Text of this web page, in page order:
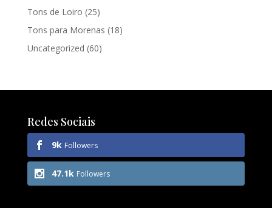
Tons de Loiro (25)
Tons para Morenas (18)
Uncategorized (60)
Redes Sociais
9k Followers
47.1k Followers